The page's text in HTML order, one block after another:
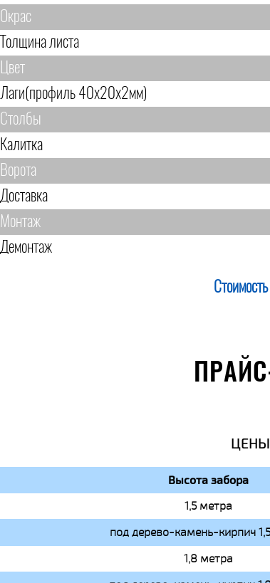
Окрас
Толщина листа
Цвет
Лаги(профиль 40х20х2мм)
Столбы
Калитка
Ворота
Доставка
Монтаж
Демонтаж
Высота забора
1,5 метра
под дерево-камень-кирпич
1,8 метра